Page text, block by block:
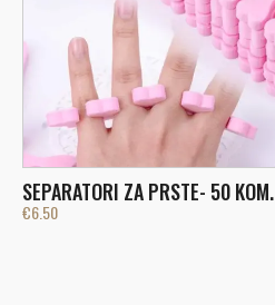
SEPARATORI ZA PRSTE- 50 KOM.
€6.50